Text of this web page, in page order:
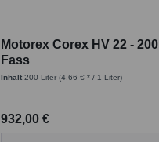
Motorex Corex HV 22 - 200l
Fass
Inhalt200 Liter(4,66 € * / 1 Liter)
932,00 €